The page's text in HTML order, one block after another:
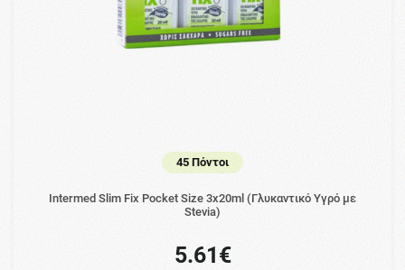
45 Πόντοι
Intermed Slim Fix Pocket Size 3x20ml (Γλυκαντικό Υγρό με
Stevia)
5.61€